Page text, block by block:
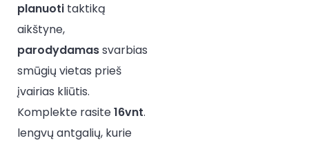
planuoti taktiką
aikštyne,
parodydamassvarbias
smūgių vietas prieš
įvairias kliūtis.
Komplekte rasite16vnt.
lengvų antgalių, kurie